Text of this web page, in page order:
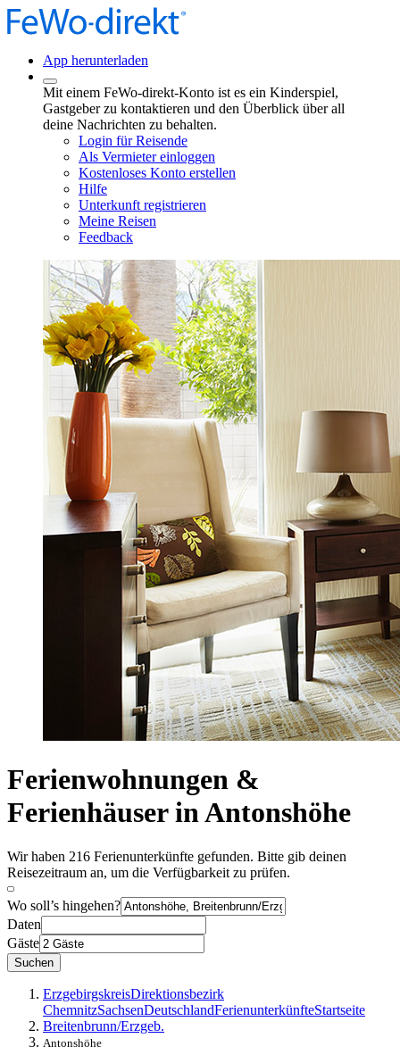
App herunterladen
Mit einem FeWo-direkt-Konto ist es ein Kinderspiel,
Gastgeber zu kontaktieren und den Überblick über all
deine Nachrichten zu behalten.
Login für Reisende
Als Vermieter einloggen
Kostenloses Konto erstellen
Hilfe
Unterkunft registrieren
Meine Reisen
Feedback
Ferienwohnungen &
Ferienhäuser in Antonshöhe
Wir haben 216 Ferienunterkünfte gefunden. Bitte gib deinen
Reisezeitraum an, um die Verfügbarkeit zu prüfen.
Wo soll’s hingehen?
Daten
Gäste
Suchen
ErzgebirgskreisDirektionsbezirk
ChemnitzSachsenDeutschlandFerienunterkünfteStartseite
Breitenbrunn/Erzgeb.
Antonshöhe